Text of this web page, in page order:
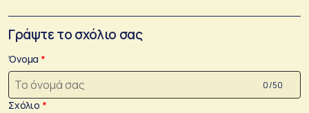
Γράψτε το σχόλιο σας
Όνομα
0 /50
Σχόλιο